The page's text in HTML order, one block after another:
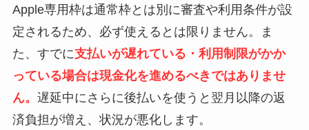
Apple専用枠は通常枠とは別に審査や利用条件が設
定されるため、必ず使えるとは限りません。ま
た、すでに支払いが遅れている・利用制限がかか
っている場合は現金化を進めるべきではありませ
ん。 遅延中にさらに後払いを使うと翌月以降の返
済負担が増え、状況が悪化します。